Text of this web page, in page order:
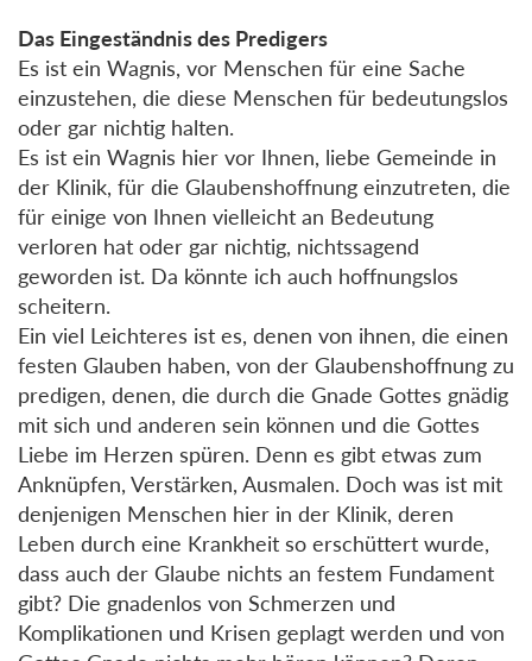
Das Eingeständnis des Predigers
Es ist ein Wagnis, vor Menschen für eine Sache
einzustehen, die diese Menschen für bedeutungslos
oder gar nichtig halten.
Es ist ein Wagnis hier vor Ihnen, liebe Gemeinde in
der Klinik, für die Glaubenshoffnung einzutreten, die
für einige von Ihnen vielleicht an Bedeutung
verloren hat oder gar nichtig, nichtssagend
geworden ist. Da könnte ich auch hoffnungslos
scheitern.
Ein viel Leichteres ist es, denen von ihnen, die einen
festen Glauben haben, von der Glaubenshoffnung zu
predigen, denen, die durch die Gnade Gottes gnädig
mit sich und anderen sein können und die Gottes
Liebe im Herzen spüren. Denn es gibt etwas zum
Anknüpfen, Verstärken, Ausmalen. Doch was ist mit
denjenigen Menschen hier in der Klinik, deren
Leben durch eine Krankheit so erschüttert wurde,
dass auch der Glaube nichts an festem Fundament
gibt? Die gnadenlos von Schmerzen und
Komplikationen und Krisen geplagt werden und von